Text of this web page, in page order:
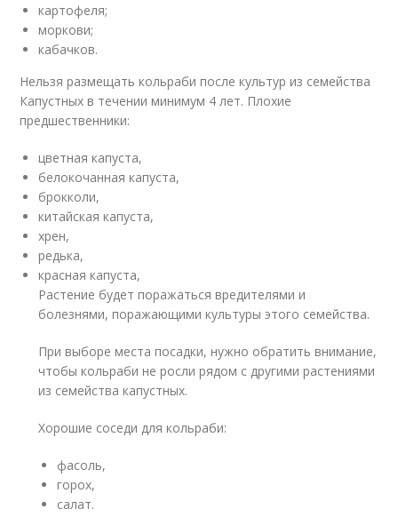
картофеля;
моркови;
кабачков.
Нельзя размещать кольраби после культур из семейства
Капустных в течении минимум 4 лет. Плохие
предшественники:
цветная капуста,
белокочанная капуста,
брокколи,
китайская капуста,
хрен,
редька,
красная капуста,
Растение будет поражаться вредителями и
болезнями, поражающими культуры этого семейства.
При выборе места посадки, нужно обратить внимание,
чтобы кольраби не росли рядом с другими растениями
из семейства капустных.
Хорошие соседи для кольраби:
фасоль,
горох,
салат.